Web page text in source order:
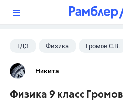
ГДЗ Физика Громов С.В.
Родина Н.А.
Никита
Физика 9 класс